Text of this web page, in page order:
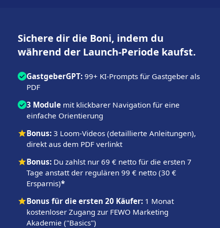
Sichere dir die Boni, indem du
während der Launch-Periode kaufst.
GastgeberGPT: 99+ KI-Prompts für Gastgeber als
PDF
3 Module mit klickbarer Navigation für eine
einfache Orientierung
Bonus: 3 Loom-Videos (detaillierte Anleitungen),
direkt aus dem PDF verlinkt
Bonus: Du zahlst nur 69 € netto für die ersten 7
Tage anstatt der regulären 99 € netto (30 €
Ersparnis)*
Bonus für die ersten 20 Käufer: 1 Monat
kostenloser Zugang zur FEWO Marketing
Akademie ("Basics")